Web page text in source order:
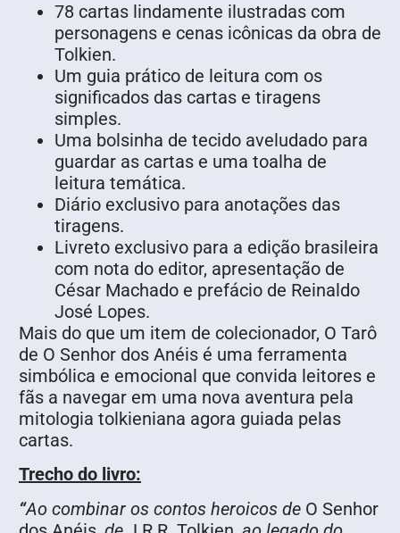
78 cartas lindamente ilustradas com
personagens e cenas icônicas da obra de
Tolkien.
Um guia prático de leitura com os
significados das cartas e tiragens
simples.
Uma bolsinha de tecido aveludado para
guardar as cartas e uma toalha de
leitura temática.
Diário exclusivo para anotações das
tiragens.
Livreto exclusivo para a edição brasileira
com nota do editor, apresentação de
César Machado e prefácio de Reinaldo
José Lopes.
Mais do que um item de colecionador, O Tarô
de O Senhor dos Anéis é uma ferramenta
simbólica e emocional que convida leitores e
fãs a navegar em uma nova aventura pela
mitologia tolkieniana agora guiada pelas
cartas.
Trecho do livro:
“Ao combinar os contos heroicos de O Senhor